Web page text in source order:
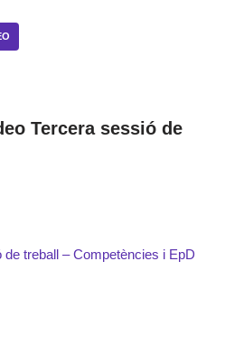
Tercera sessió de
de treball – Competències i EpD